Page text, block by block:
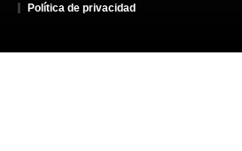
Política de privacidad